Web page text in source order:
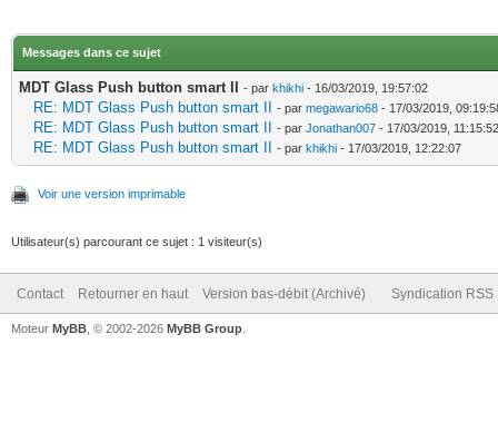
Messages dans ce sujet
MDT Glass Push button smart II - par khikhi - 16/03/2019, 19:57:02
RE: MDT Glass Push button smart II - par megawario68 - 17/03/2019,
RE: MDT Glass Push button smart II - par Jonathan007 - 17/03/2019, 11:15:52
RE: MDT Glass Push button smart II - par khikhi - 17/03/2019, 12:22:07
Voir une version imprimable
Utilisateur(s) parcourant ce sujet : 1 visiteur(s)
Contact Retourner en haut Version bas-débit (Archivé) Syndication RSS
Moteur MyBB , © 2002-2026 MyBB Group